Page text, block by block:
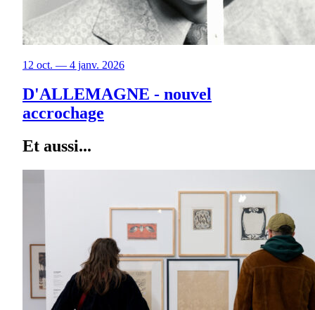
12 oct. — 4 janv. 2026
D'ALLEMAGNE - nouvel
accrochage
Et aussi...